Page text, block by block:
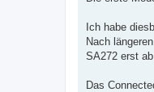
Ich habe
Nach
SA272 erst
Das